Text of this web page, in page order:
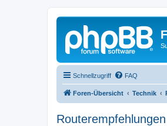
Schnellzugriff FAQ
Foren-Übersicht Technik
Routerempfehlungen